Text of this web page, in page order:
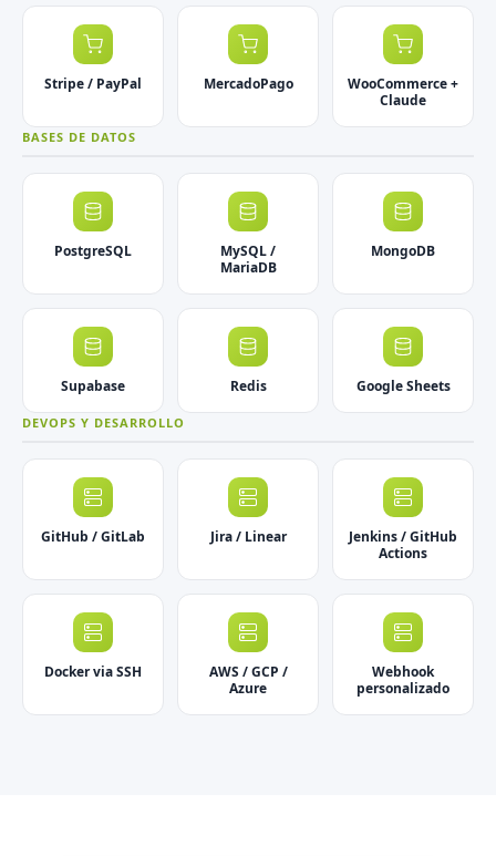
Stripe / PayPal MercadoPago
WooCommerce +
Claude
BASES DE DATOS
PostgreSQL
MySQL /
MariaDB
MongoDB
Supabase Redis Google Sheets
DEVOPS Y DESARROLLO
GitHub / GitLab Jira / Linear
Jenkins / GitHub
Actions
Docker via SSH
AWS / GCP /
Azure
Webhook
personalizado